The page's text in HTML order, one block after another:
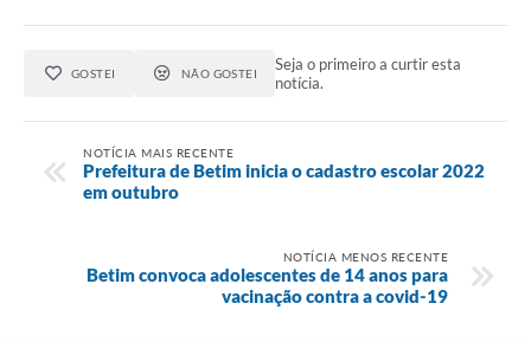
GOSTEI NÃO GOSTEI
Seja o primeiro a curtir esta
notícia.
NOTÍCIA MAIS RECENTE
Prefeitura de Betim inicia o cadastro escolar 2022
em outubro
NOTÍCIA MENOS RECENTE
Betim convoca adolescentes de 14 anos para
vacinação contra a covid-19